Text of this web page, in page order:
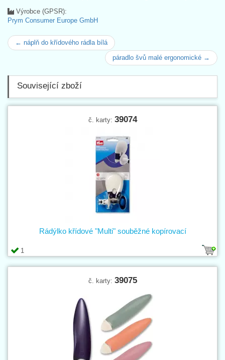
Výrobce (GPSR):
Prym Consumer Europe GmbH
← náplň do křídového rádla bílá
páradlo švů malé ergonomické →
Související zboží
č. karty: 39074
1
Rádýlko křídové "Multi" souběžné kopírovací
č. karty: 39075